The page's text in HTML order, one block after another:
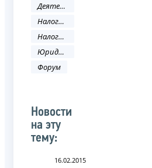
Деятельность ФНС
Налоговое законодательство
Налоговый кодекс
Юридическое лицо
Форум
Новости
на эту
тему:
16.02.2015